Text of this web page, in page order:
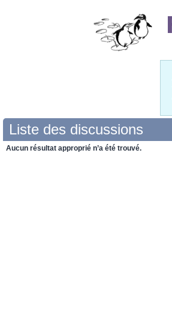
Liste des discussions
Aucun résultat approprié n’a été trouvé.